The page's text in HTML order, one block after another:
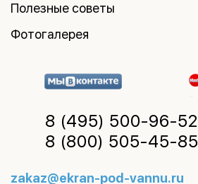
Полезные советы
Фотогалерея
8 (495) 500-96-52
8 (800) 505-45-85
zakaz@ekran-pod-vannu.ru